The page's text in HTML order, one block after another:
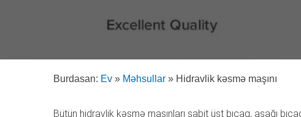
Burdasan: Ev » Məhsullar » Hidravlik kəsmə maşını
Bütün hidravlik kəsmə maşınları sabit üst bıçaq, aşağı